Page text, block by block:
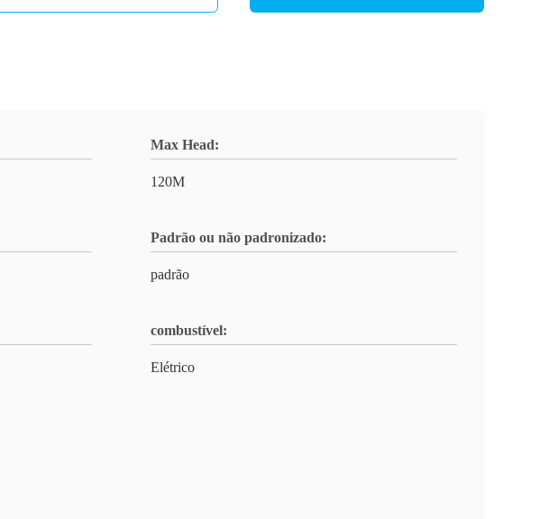
Max Head:
120M
Padrão ou não padronizado:
padrão
combustível:
Elétrico